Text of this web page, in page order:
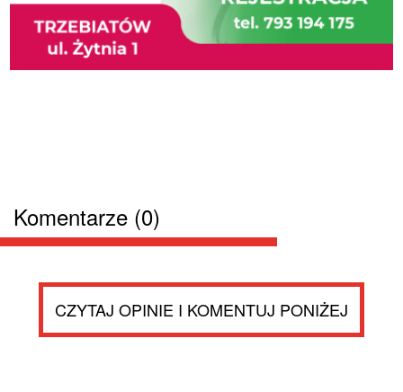
Komentarze (0)
CZYTAJ OPINIE I KOMENTUJ PONIŻEJ